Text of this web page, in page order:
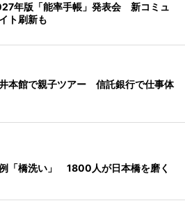
年版「能率手帳」発表会 新コミュ
ト刷新も
本館で親子ツアー 信託銀行で仕事体
「橋洗い」 1800人が日本橋を磨く